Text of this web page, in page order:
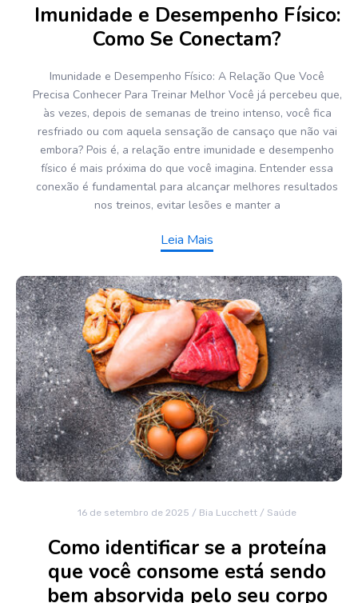
Imunidade e Desempenho Físico:
Como Se Conectam?
Imunidade e Desempenho Físico: A Relação Que Você
Precisa Conhecer Para Treinar Melhor Você já percebeu que,
às vezes, depois de semanas de treino intenso, você fica
resfriado ou com aquela sensação de cansaço que não vai
embora? Pois é, a relação entre imunidade e desempenho
físico é mais próxima do que você imagina. Entender essa
conexão é fundamental para alcançar melhores resultados
nos treinos, evitar lesões e manter a
Leia Mais
16 de setembro de 2025 / Bia Lucchett / Saúde
Como identificar se a proteína
que você consome está sendo
bem absorvida pelo seu corpo